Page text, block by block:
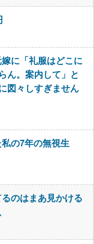
に「礼服はどこに
ん。案内して」と
図々しすぎません
の7年の無視生
のはまあ見かける